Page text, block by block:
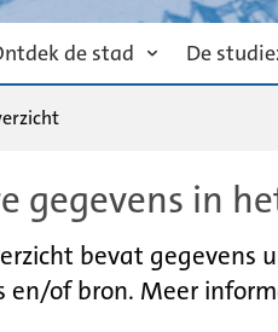
de stad De
gegevens in
bevat gegevens
of bron. Meer